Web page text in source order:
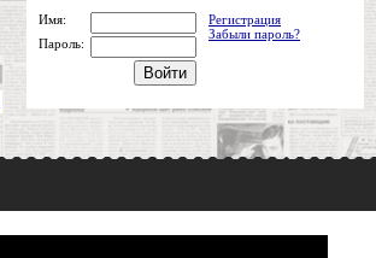
Имя:
Регистрация
Забыли пароль?
Пароль: